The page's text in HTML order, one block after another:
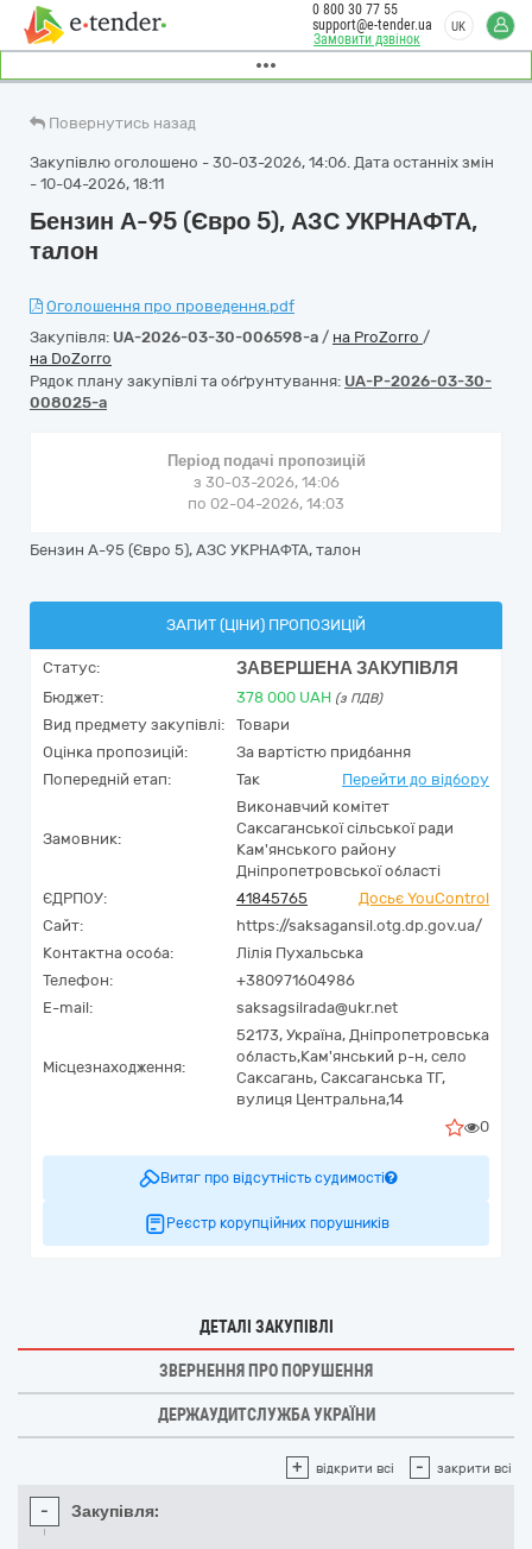
Замовити дзвінок
0 800 30 77 55
support@e-tender.ua
UK
Повернутись назад
Закупівлю оголошено - 30-03-2026, 14:06. Дата останніх змін
- 10-04-2026, 18:11
Бензин А-95 (Євро 5), АЗС УКРНАФТА,
талон
Оголошення про проведення.pdf
Закупівля: UA-2026-03-30-006598-a / на ProZorro /
на DoZorro
Рядок плану закупівлі та обґрунтування: UA-P-2026-03-30-
008025-a
Період подачі пропозицій
з 30-03-2026, 14:06
по 02-04-2026, 14:03
Бензин А-95 (Євро 5), АЗС УКРНАФТА, талон
ЗАПИТ (ЦІНИ) ПРОПОЗИЦІЙ
Статус: ЗАВЕРШЕНА ЗАКУПІВЛЯ
Бюджет: 378 000 UAH (з ПДВ)
Вид предмету закупівлі:
Товари
Оцінка пропозицій:
За вартістю придбання
Попередній етап:
Так Перейти до відбору
Замовник:
Виконавчий комітет
Саксаганської сільської ради
Кам'янського району
Дніпропетровської області
ЄДРПОУ:
41845765
Досьє YouControl
Сайт:
https://saksagansil.otg.dp.gov.ua/
Контактна особа:
Лілія Пухальська
Телефон:
+380971604986
E-mail:
saksagsilrada@ukr.net
Місцезнаходження:
52173, Україна, Дніпропетровська
область,Кам'янський р-н, село
Саксагань, Саксаганська ТГ,
вулиця Центральна,14
0
Витяг про відсутність судимості
Реєстр корупційних порушників
ДЕТАЛІ ЗАКУПІВЛІ
ЗВЕРНЕННЯ ПРО ПОРУШЕННЯ
ДЕРЖАУДИТСЛУЖБА УКРАЇНИ
+ відкрити всі - закрити всі
- Закупівля: